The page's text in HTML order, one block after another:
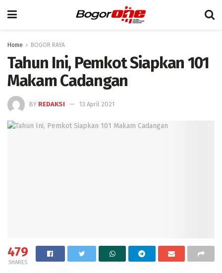
Home BOGOR RAYA
Tahun Ini, Pemkot Siapkan 101
Makam Cadangan
BY REDAKSI 13 April 2021
479
SHARES